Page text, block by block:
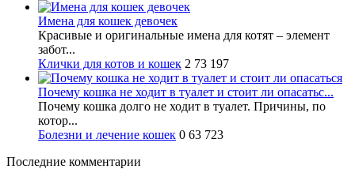
Имена для кошек девочек
Красивые и оригинальные имена для котят – элемент
забот...
Клички для котов и кошек 2 73 197
Почему кошка не ходит в туалет и стоит ли опасатьс...
Почему кошка долго не ходит в туалет. Причины, по
котор...
Болезни и лечение кошек 0 63 723
Последние комментарии